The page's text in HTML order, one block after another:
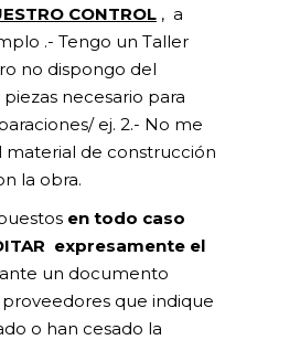
CONTROL , a
.- Tengo un Taller
no dispongo del
necesario para
ej. 2.- No me
material de construcción
la obra.
en todo caso
expresamente el
un documento
que indique
o han cesado la